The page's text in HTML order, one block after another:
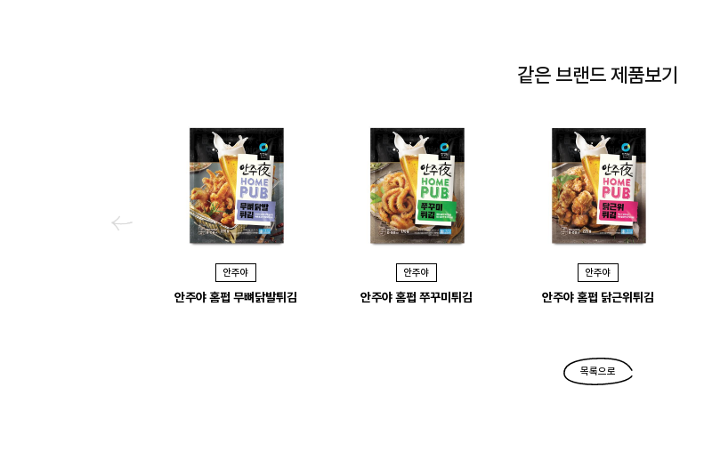
같은 브랜드 제품보기
안주야
안주야 홈펍 무뼈닭발튀김
안주야
안주야 홈펍 쭈꾸미튀김
안주야
안주야 홈펍 닭근위튀김
P
목록으로